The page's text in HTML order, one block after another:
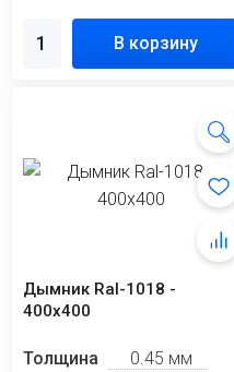
В корзину
Дымник Ral-1018 -
400х400
Толщина
0.45 мм